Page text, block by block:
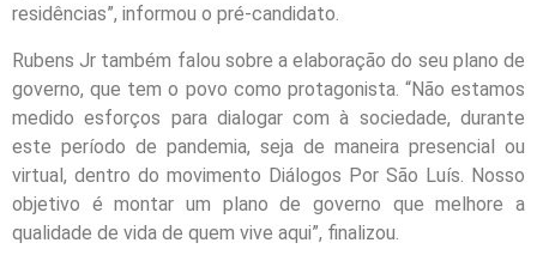
residências”, informou o pré-candidato.
Rubens Jr também falou sobre a elaboração do seu plano de
governo, que tem o povo como protagonista. “Não estamos
medido esforços para dialogar com à sociedade, durante
este período de pandemia, seja de maneira presencial ou
virtual, dentro do movimento Diálogos Por São Luís. Nosso
objetivo é montar um plano de governo que melhore a
qualidade de vida de quem vive aqui”, finalizou.